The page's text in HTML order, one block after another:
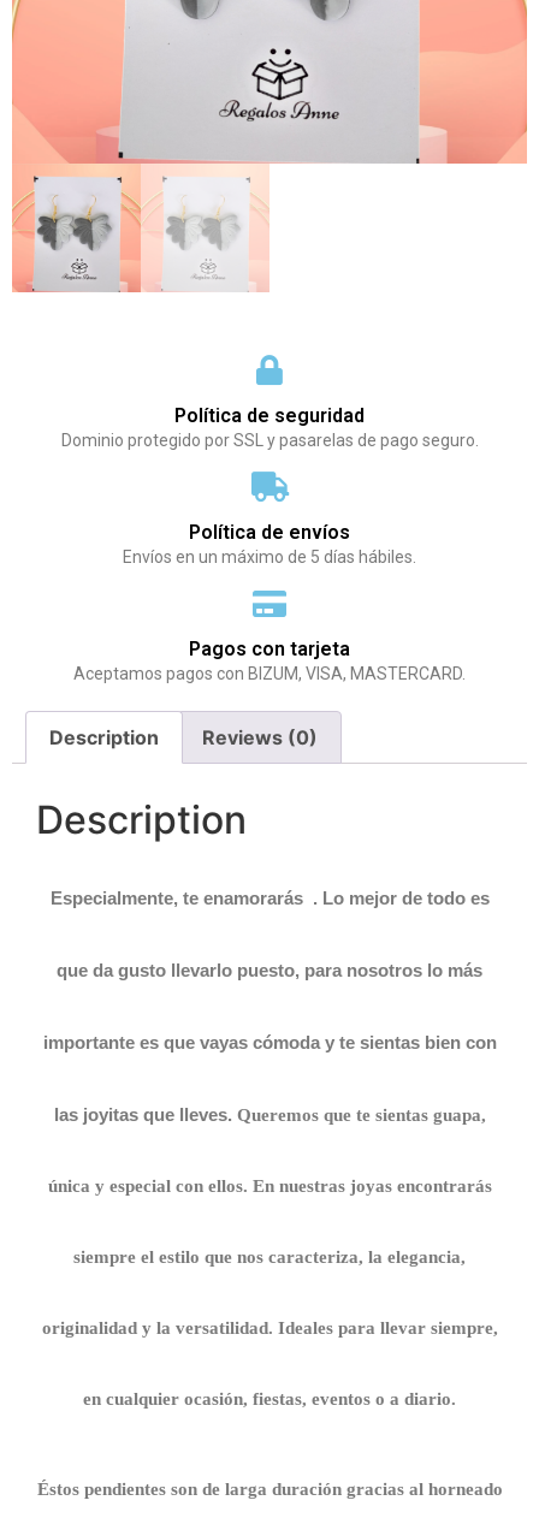
Política de seguridad
Dominio protegido por SSL y pasarelas de pago seguro.
Política de envíos
Envíos en un máximo de 5 días hábiles.
Pagos con tarjeta
Aceptamos pagos con BIZUM, VISA, MASTERCARD.
Description Reviews (0)
Description
Especialmente, te enamorarás . Lo mejor de todo es
que da gusto llevarlo puesto, para nosotros lo más
importante es que vayas cómoda y te sientas bien con
las joyitas que lleves. Queremos que te sientas guapa,
única y especial con ellos. En nuestras joyas encontrarás
siempre el estilo que nos caracteriza, la elegancia,
originalidad y la versatilidad. Ideales para llevar siempre,
en cualquier ocasión, fiestas, eventos o a diario.
Éstos pendientes son de larga duración gracias al horneado